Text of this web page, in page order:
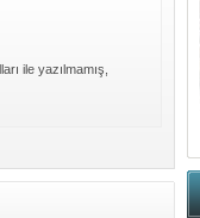
ile yazılmamış,